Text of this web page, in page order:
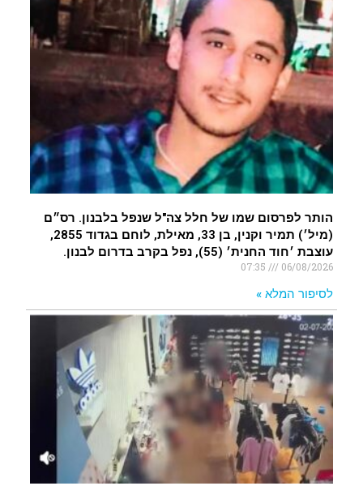
רעידת אדמה הורגשה באילת
איציק נועם מייסד מקומו ערב ערב נפטר
הותר לפרסום שמו של חלל צה"ל שנפל בלבנון. רס״ם
(מיל׳) תמיר וקנין, בן 33, מאילת, לוחם בגדוד 2855,
עוצבת ׳חוד החנית׳ (55), נפל בקרב בדרום לבנון.
06/08/2026
לסיפור המלא »